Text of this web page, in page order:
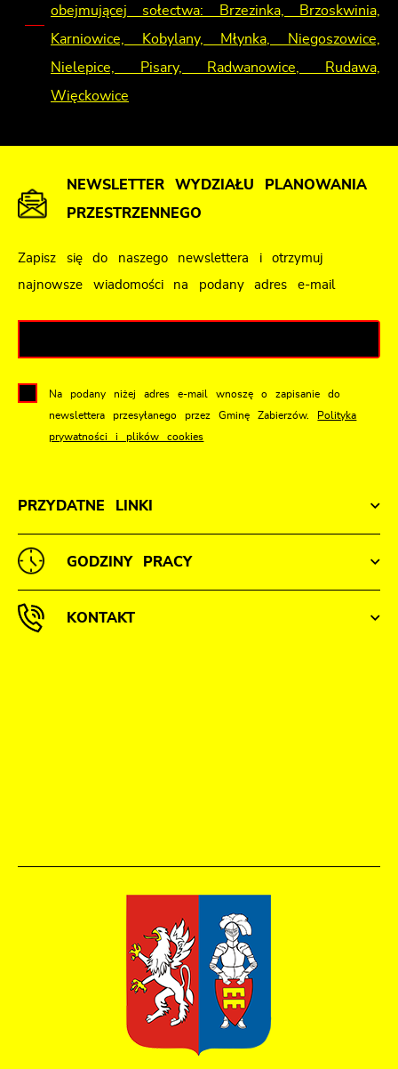
obejmującej sołectwa: Brzezinka, Brzoskwinia,
Karniowice, Kobylany, Młynka, Niegoszowice,
Nielepice, Pisary, Radwanowice, Rudawa,
Więckowice
PRZYDATNE LINKI
NEWSLETTER WYDZIAŁU PLANOWANIA
PRZESTRZENNEGO
Zapisz się do naszego newslettera i otrzymuj
najnowsze wiadomości na podany adres e-mail
Na podany niżej adres e-mail wnoszę o zapisanie do
newslettera przesyłanego przez Gminę Zabierzów.
Polityka
prywatności i plików cookies
GODZINY PRACY
KONTAKT